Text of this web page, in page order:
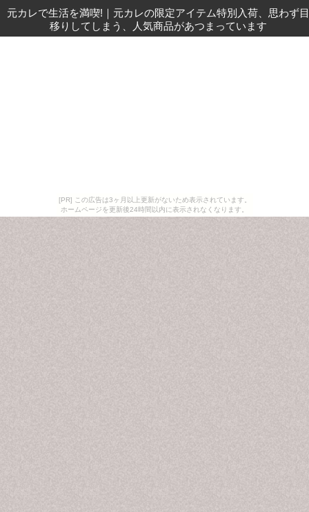
[PR] この広告は3ヶ月以上更新がないため表示されています。
ホームページを更新後24時間以内に表示されなくなります。
元カレで生活を満喫! ｜ 元カレの限定アイテム特別入荷、思わず目
移りしてしまう、人気商品があつまっています